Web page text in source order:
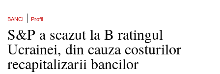
BANCI Profil
S&P a scazut la B ratingul
Ucrainei, din cauza costurilor
recapitalizarii bancilor